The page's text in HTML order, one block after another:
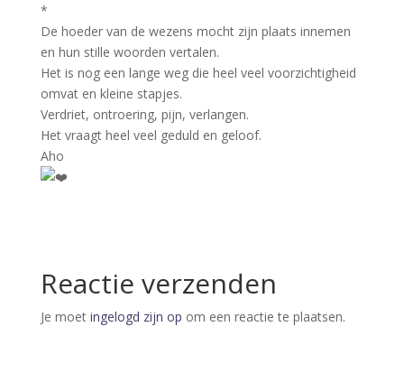
*
De hoeder van de wezens mocht zijn plaats innemen
en hun stille woorden vertalen.
Het is nog een lange weg die heel veel voorzichtigheid
omvat en kleine stapjes.
Verdriet, ontroering, pijn, verlangen.
Het vraagt heel veel geduld en geloof.
Aho
Reactie verzenden
Je moet ingelogd zijn op om een reactie te plaatsen.